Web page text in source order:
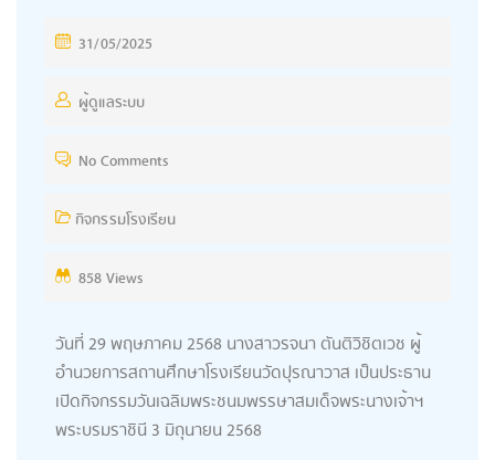
31/05/2025
ผู้ดูแลระบบ
No Comments
กิจกรรมโรงเรียน
858 Views
วันที่ 29 พฤษภาคม 2568 นางสาวรจนา ตันติวิชิตเวช ผู้
อำนวยการสถานศึกษาโรงเรียนวัดปุรณาวาส เป็นประธาน
เปิดกิจกรรมวันเฉลิมพระชนมพรรษาสมเด็จพระนางเจ้าฯ
พระบรมราชินี 3 มิถุนายน 2568